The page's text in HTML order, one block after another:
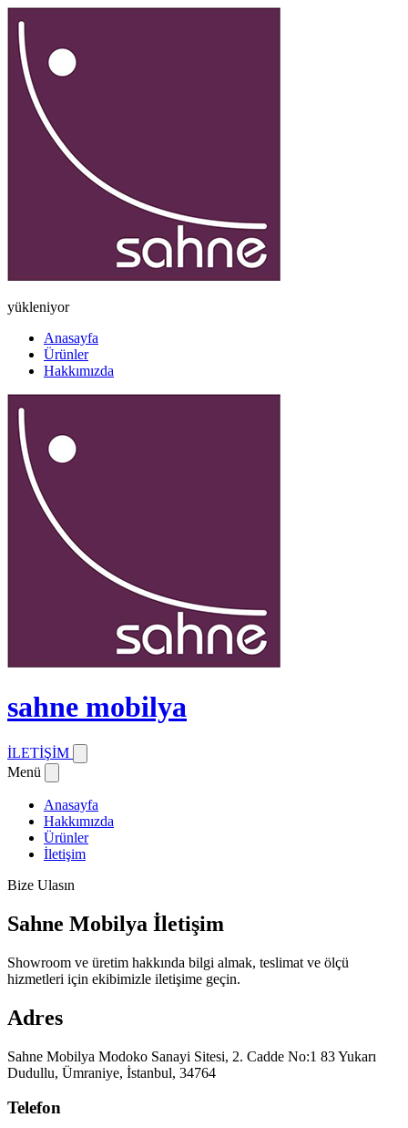
yükleniyor
Anasayfa
Ürünler
Hakkımızda
sahne mobilya
İLETİŞİM
Menü
Anasayfa
Hakkımızda
Ürünler
İletişim
Bize Ulasın
Sahne Mobilya İletişim
Showroom ve üretim hakkında bilgi almak, teslimat ve ölçü
hizmetleri için ekibimizle iletişime geçin.
Adres
Sahne Mobilya Modoko Sanayi Sitesi, 2. Cadde No:1 83 Yukarı
Dudullu, Ümraniye, İstanbul, 34764
Telefon